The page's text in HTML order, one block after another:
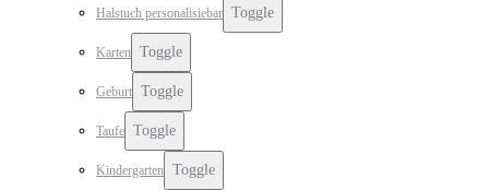
Halstuch personalisiebar Toggle
Karten Toggle
Geburt Toggle
Taufe Toggle
Kindergarten Toggle